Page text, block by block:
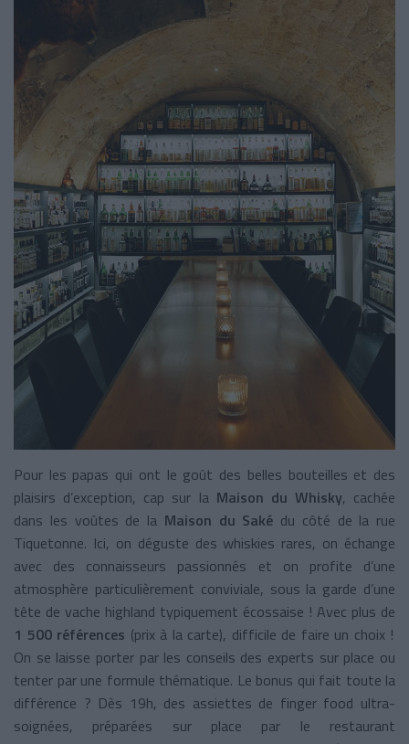
Pour les papas qui ont le goût des belles bouteilles et des
plaisirs d’exception, cap sur la Maison du Whisky, cachée
dans les voûtes de la Maison du Saké du côté de la rue
Tiquetonne. Ici, on déguste des whiskies rares, on échange
avec des connaisseurs passionnés et on profite d’une
atmosphère particulièrement conviviale, sous la garde d’une
tête de vache highland typiquement écossaise ! Avec plus de
1 500 références (prix à la carte), difficile de faire un choix !
On se laisse porter par les conseils des experts sur place ou
tenter par une formule thématique. Le bonus qui fait toute la
différence ? Dès 19h, des assiettes de finger food ultra-
soignées, préparées sur place par le restaurant